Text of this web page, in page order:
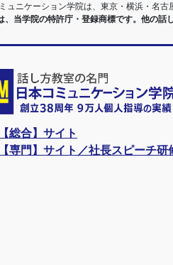
ュニケーション学院は、東京・横浜・名
、当学院の特許庁・登録商標です。他の話
総合】サイト
専門】サイト／社長スピーチ研